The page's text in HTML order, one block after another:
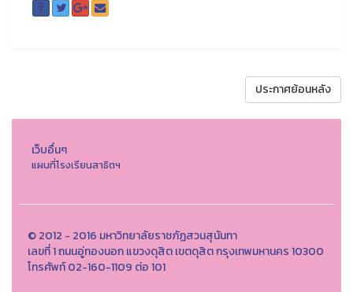
ประกาศย้อนหลัง
เว็บอื่นๆ
แผนที่โรงเรียนสาธิตฯ
© 2012 - 2016 มหาวิทยาลัยราชภัฏสวนสุนันทา
เลขที่ 1 ถนนอู่ทองนอก แขวงดุสิต เขตดุสิต กรุงเทพมหานคร 10300
โทรศัพท์ 02-160-1109 ต่อ 101